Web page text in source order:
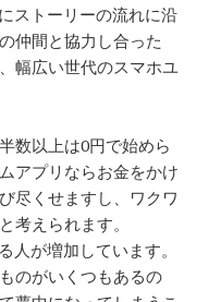
ストーリーの流れに沿
仲間と協力し合った
幅広い世代のスマホユ
数以上は0円で始めら
アプリならお金をかけ
尽くせますし、ワクワ
考えられます。
人が増加しています。
のがいくつもあるの